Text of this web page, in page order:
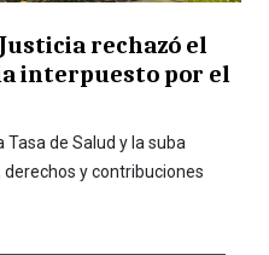
rechazó el
interpuesto por el
Tasa de Salud y la suba
y contribuciones